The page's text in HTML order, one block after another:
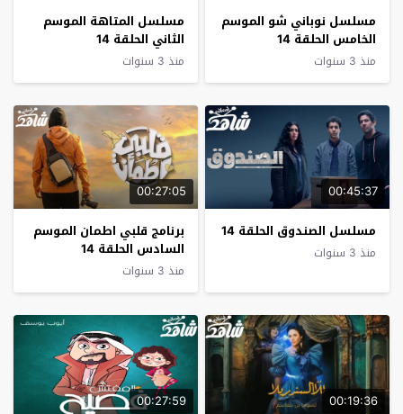
مسلسل نوباني شو الموسم
الخامس الحلقة 14
منذ 3 سنوات
مسلسل المتاهة الموسم
الثاني الحلقة 14
منذ 3 سنوات
00:45:37
مسلسل الصندوق الحلقة 14
منذ 3 سنوات
00:27:05
برنامج قلبي اطمان الموسم
السادس الحلقة 14
منذ 3 سنوات
00:19:36
00:27:59